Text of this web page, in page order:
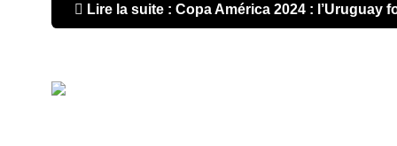
Lire la suite : Copa América 2024 : l’Uruguay